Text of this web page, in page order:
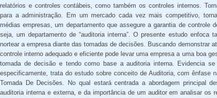
relatórios e controles contábeis, como também os controles internos.
para a administração. Em um mercado cada vez mais competitivo,
médias empresas, um departamento que assegure a garantia de controle
seja, um departamento de “auditoria interna”. O presente estudo enfoca
nortear a empresa diante das tomadas de decisões. Buscando demonstrar
controle interno adequado e eficiente pode levar uma empresa a uma boa
tomada de decisão e tendo como base a auditoria interna. Evidencia
especificamente, trata do estudo sobre conceito de Auditoria, com ênfase
Tomada De Decisões. No qual estará centrada a abordagem principal
auditoria interna e externa, e da importância de um auditor em analisar os